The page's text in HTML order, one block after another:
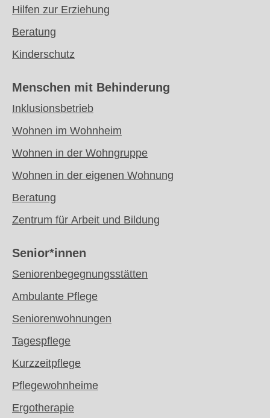
Hilfen zur Erziehung
Beratung
Kinderschutz
Menschen mit Behinderung
Inklusionsbetrieb
Wohnen im Wohnheim
Wohnen in der Wohngruppe
Wohnen in der eigenen Wohnung
Beratung
Zentrum für Arbeit und Bildung
Senior*innen
Seniorenbegegnungsstätten
Ambulante Pflege
Seniorenwohnungen
Tagespflege
Kurzzeitpflege
Pflegewohnheime
Ergotherapie